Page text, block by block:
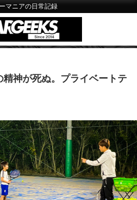
マニアの日常記録
精神が死ぬ。プライベートテ